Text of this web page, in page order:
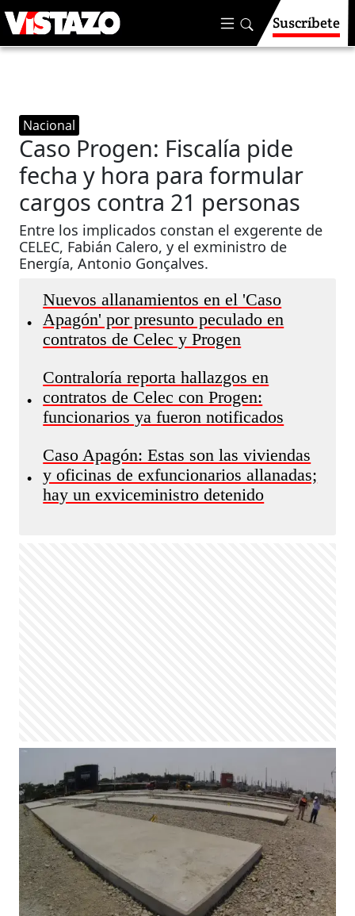
Suscríbete
Nacional
Caso Progen: Fiscalía pide
fecha y hora para formular
cargos contra 21 personas
Entre los implicados constan el exgerente de
CELEC, Fabián Calero, y el exministro de
Energía, Antonio Gonçalves.
•
Nuevos allanamientos en el 'Caso
Apagón' por presunto peculado en
contratos de Celec y Progen
•
Contraloría reporta hallazgos en
contratos de Celec con Progen:
funcionarios ya fueron notificados
•
Caso Apagón: Estas son las viviendas
y oficinas de exfuncionarios allanadas;
hay un exviceministro detenido